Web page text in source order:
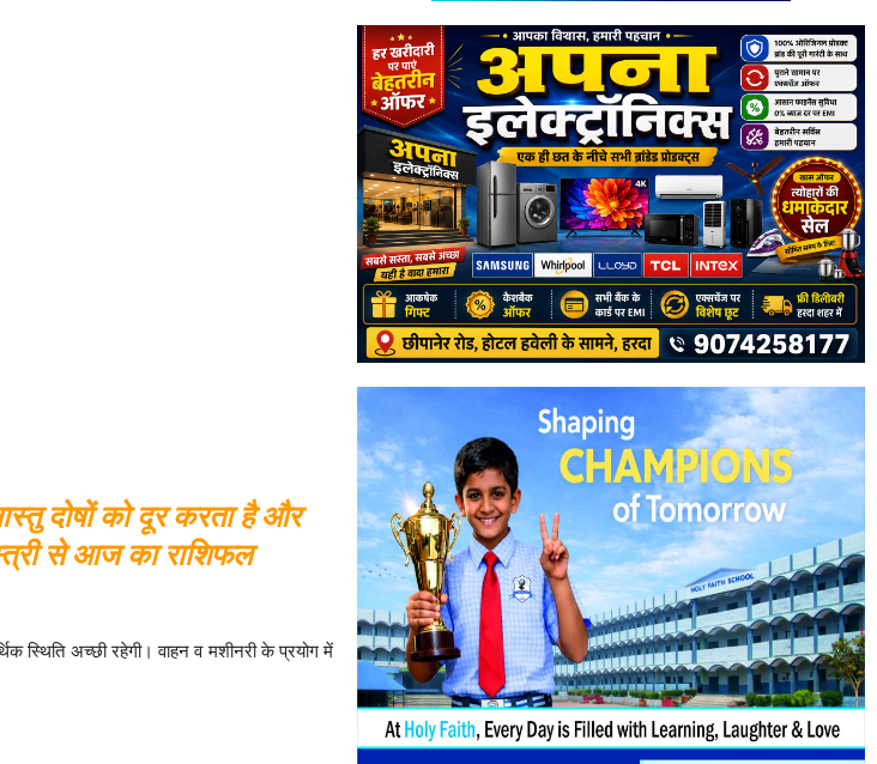
दोषों को दूर करता है और
से आज का राशिफल
स्थिति अच्छी रहेगी। वाहन व मशीनरी के प्रयोग में